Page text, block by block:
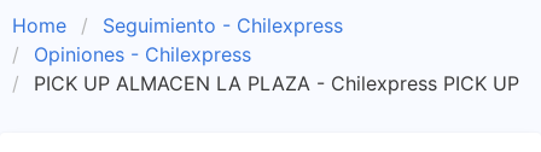
Home
Seguimiento - Chilexpress
Opiniones - Chilexpress
PICK UP ALMACEN LA PLAZA - Chilexpress PICK UP